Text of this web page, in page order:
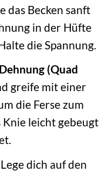
das Becken sanft
in der Hüfte
die Spannung.
(Quad
greife mit einer
die Ferse zum
Knie leicht gebeugt
Lege dich auf den